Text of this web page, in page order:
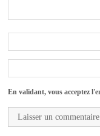
En validant, vous acceptez